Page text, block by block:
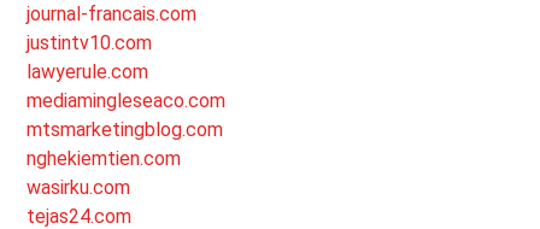
journal-francais.com
justintv10.com
lawyerule.com
mediamingleseaco.com
mtsmarketingblog.com
nghekiemtien.com
wasirku.com
tejas24.com